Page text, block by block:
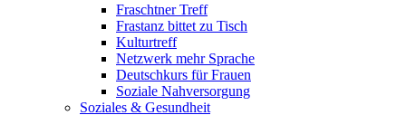
Fraschtner Treff
Frastanz bittet zu Tisch
Kulturtreff
Netzwerk mehr Sprache
Deutschkurs für Frauen
Soziale Nahversorgung
Soziales & Gesundheit